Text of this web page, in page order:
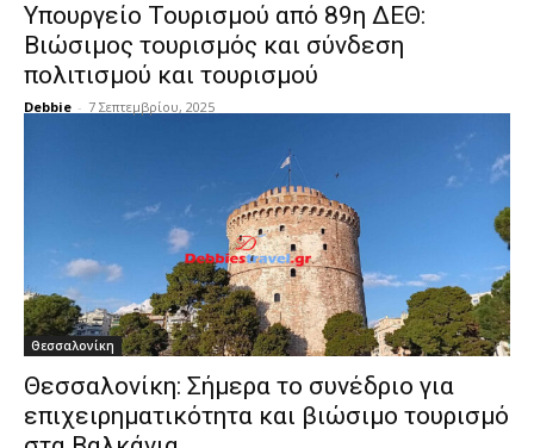
Υπουργείο Τουρισμού από 89η ΔΕΘ:
Βιώσιμος τουρισμός και σύνδεση
πολιτισμού και τουρισμού
Debbie - 7 Σεπτεμβρίου, 2025
Θεσσαλονίκη
Θεσσαλονίκη: Σήμερα το συνέδριο για
επιχειρηματικότητα και βιώσιμο τουρισμό